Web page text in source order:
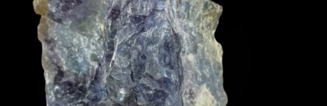
58,95 €
Lisa korvi
Fossiil - ammoniit
68,20 €